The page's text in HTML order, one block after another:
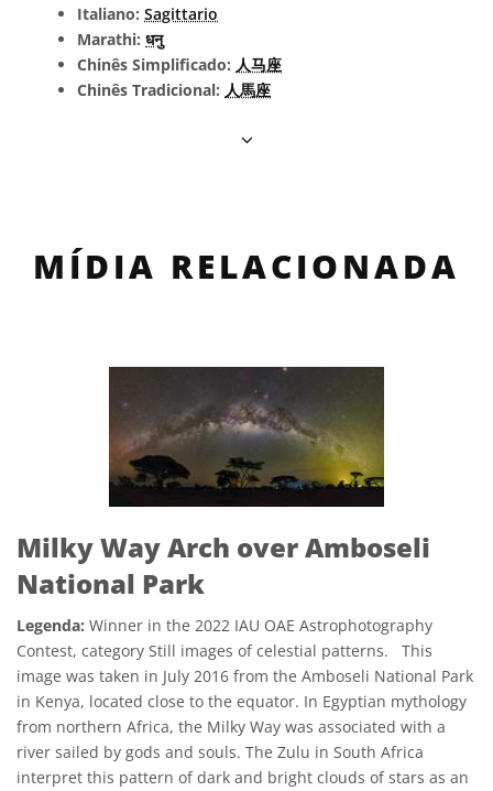
Italiano: Sagittario
Marathi: धनु
Chinês Simplificado: 人马座
Chinês Tradicional: 人馬座
MÍDIA RELACIONADA
Milky Way Arch over Amboseli
National Park
Legenda: Winner in the 2022 IAU OAE Astrophotography
Contest, category Still images of celestial patterns. This
image was taken in July 2016 from the Amboseli National Park
in Kenya, located close to the equator. In Egyptian mythology
from northern Africa, the Milky Way was associated with a
river sailed by gods and souls. The Zulu in South Africa
interpret this pattern of dark and bright clouds of stars as an